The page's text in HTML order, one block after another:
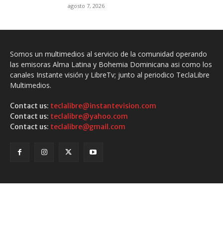
agosto 7, 2026
Somos un multimedios al servicio de la comunidad operando
las emisoras Alma Latina y Bohemia Dominicana asi como los
canales Instante visión y LibreTv; junto al periodico TeclaLibre
Multimedios.
Contact us: teclalibre@instantevision.com
Contact us: teclalibre@yahoo.com
Contact us: teclalibre@gmail.com